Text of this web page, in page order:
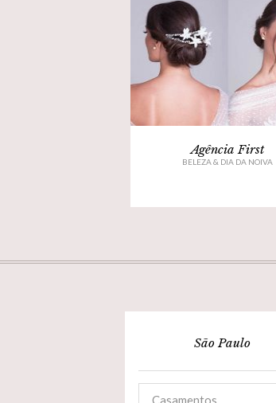
Agência First
BELEZA & DIA DA NOIVA
São Paulo
Casamentos